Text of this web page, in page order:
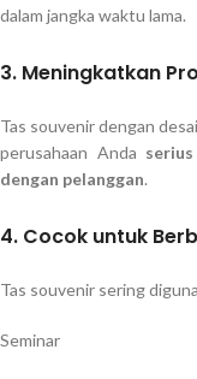
dalam jangka waktu lama.
3. Meningkatkan
Tas souvenir dengan
perusahaan Anda
dengan pelanggan.
4. Cocok untuk
Tas souvenir sering
Seminar